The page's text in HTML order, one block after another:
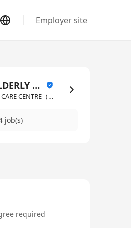
Employer site
KWONG FUK ELDERLY CARE CENTRE（ TO KWA WAN) LIMITED
KWONG FUK ELDERLY CARE CENTRE（ TO KWA WAN) LIMITED·Charity / NGO / Social Services
job(s)
required